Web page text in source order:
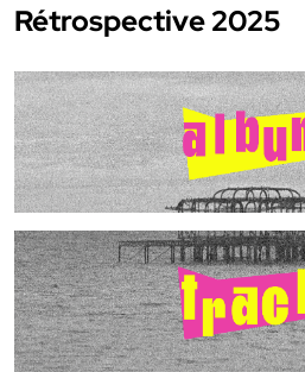
Rétrospective 2025